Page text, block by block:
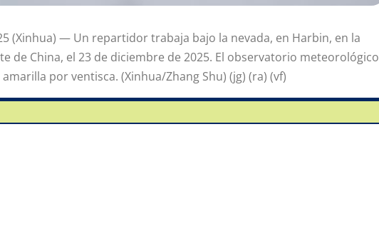
(Xinhua) — Un repartidor trabaja bajo la nevada, en Harbin, en la
de China, el 23 de diciembre de 2025. El observatorio meteorológico
por ventisca. (Xinhua/Zhang Shu) (jg) (ra) (vf)